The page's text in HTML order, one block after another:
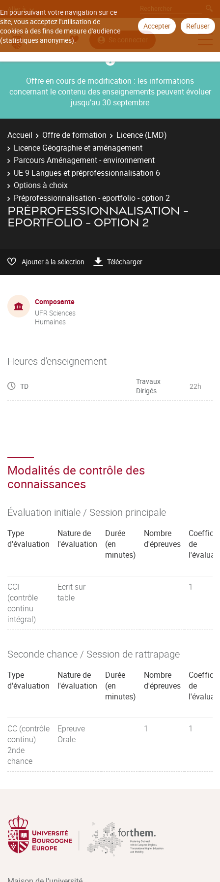
En poursuivant votre navigation sur ce
site, vous acceptez l'utilisation de
cookies à des fins de mesure d'audience
(statistiques anonymes).
Accepter Refuser
Aller à
Se connecter
Offre en cours de modification : les informations
concernant le contenu des enseignements peuvent évoluer
jusqu’au 30 septembre
Accueil Offre de formation
Licence (LMD)
Licence Géographie et aménagement
Parcours Aménagement - environnement
UE 9 Langues et préprofessionnalisation 6
Options à choix
Préprofessionnalisation - eportfolio - option 2
PRÉPROFESSIONNALISATION -
EPORTFOLIO - OPTION 2
Ajouter à la sélection Télécharger
Composante
UFR Sciences
Humaines
Heures d'enseignement
TD
Travaux
Dirigés
22h
Modalités de contrôle des
connaissances
Évaluation initiale / Session principale
Type
d'évaluation
Nature de
l'évaluation
Durée
(en
minutes)
Nombre
d'épreuves
de
CCI
(contrôle
continu
intégral)
Ecrit sur
table
1
Seconde chance / Session de rattrapage
Type
d'évaluation
Nature de
l'évaluation
Durée
(en
minutes)
Nombre
d'épreuves
de
CC (contrôle
continu)
2nde
chance
Epreuve
Orale
1 1